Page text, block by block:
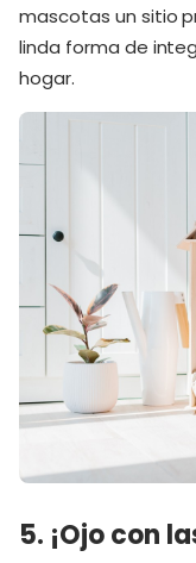
mascotas un sitio
linda forma de
hogar.
5. ¡Ojo con